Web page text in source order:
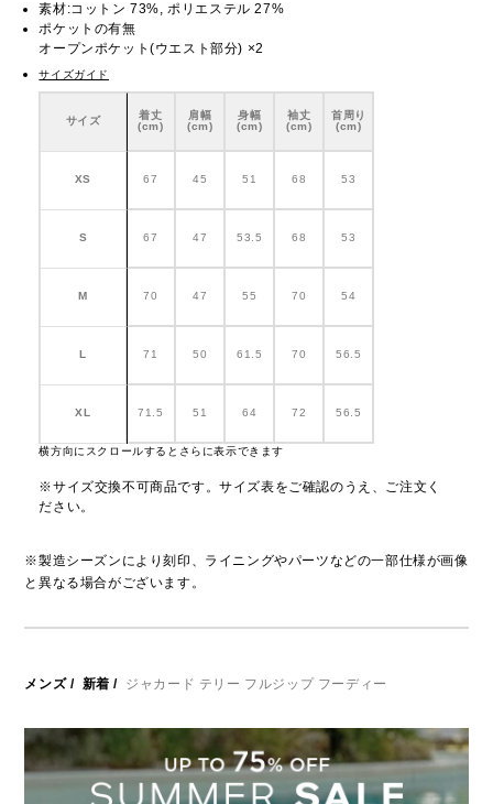
素材:コットン 73%, ポリエステル 27%
ポケットの有無
オープンポケット(ウエスト部分) ×2
サイズガイド
サイズ
着丈
(cm)
肩幅
(cm)
身幅
(cm)
袖丈
(cm)
首周り
(cm)
XS 67 45 51 68 53
S 67 47 53.5 68 53
M 70 47 55 70 54
L 71 50 61.5 70 56.5
XL 71.5 51 64 72 56.5
横方向にスクロールするとさらに表示できます
※サイズ交換不可商品です。サイズ表をご確認のうえ、ご注文く
ださい。
※製造シーズンにより刻印、ライニングやパーツなどの一部仕様が画像
と異なる場合がございます。
メンズ/ 新着 / ジャカード テリー フルジップ フーディー